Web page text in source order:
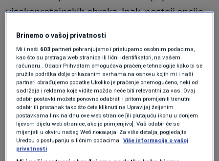
visokoproteinskih obroka. Ipak, postoji opcije.
sjajan je primjer kako se zasladiti i povećati
unos proteina.
U 100 grama zrnatog sira nalazi se oko 11
grama bjelančevina i oko 85 kalorija.
Fleksibilna je to namirnica koja se može
sljubljivati na različite načine, pa čak i za
pripremu deserta.
Brinemo o vašoj privatnosti
Mi i naši 603 partneri pohranjujemo i pristupamo osobnim podacima,
kao što su pretraga web stranica ili lični identifikatori, na vašem
računaru . Odabir Prihvatam omogućava praćenje tehnologije kako bi se
pružila podrška dolje prikazanim svrhama na osnovu kojih mi i naši
partneri obrađujemo podatke Ukoliko je praćenje onemogućeno, neki od
sadržaja i reklama koje vidite možda neće biti relevantni za vas. Ovaj
odabir postavki možete ponovno odabrati i pritom promijeniti trenutni
odabir ili pristanak tako što ćete kliknuti na Upravljaj željenim
postavkama link na dnu ove web stranice [ili plutajuću ikonu u donjem
lijevom dijelu web stranice, ako je primjenjivo]. Vaš odabir će se
mijenjati u okviru našeg Wеб локација. Za više detalja, pogledajte
Uredbu o postupanju s ličnim podacima. Više informacija o vašoj
privatnosti